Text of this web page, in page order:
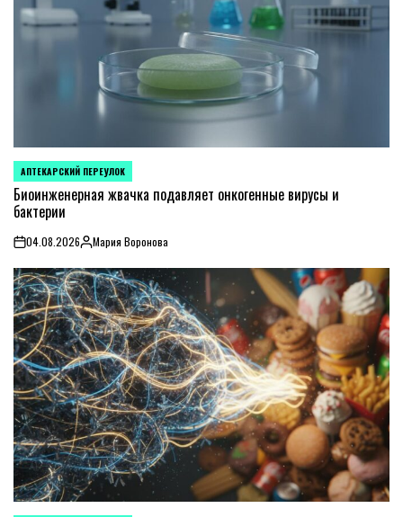
POSTED
IN
АПТЕКАРСКИЙ ПЕРЕУЛОК
Биоинженерная жвачка подавляет онкогенные вирусы и
бактерии
on04.08.2026PostedМария Воронова